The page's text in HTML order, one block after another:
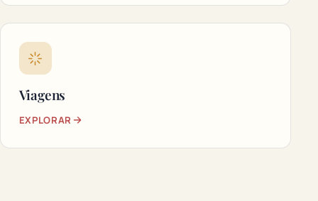
Viagens
EXPLORAR